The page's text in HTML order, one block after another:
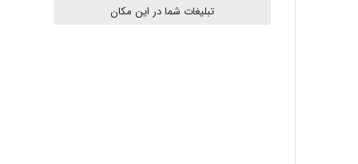
تبلیغات شما در این مکان